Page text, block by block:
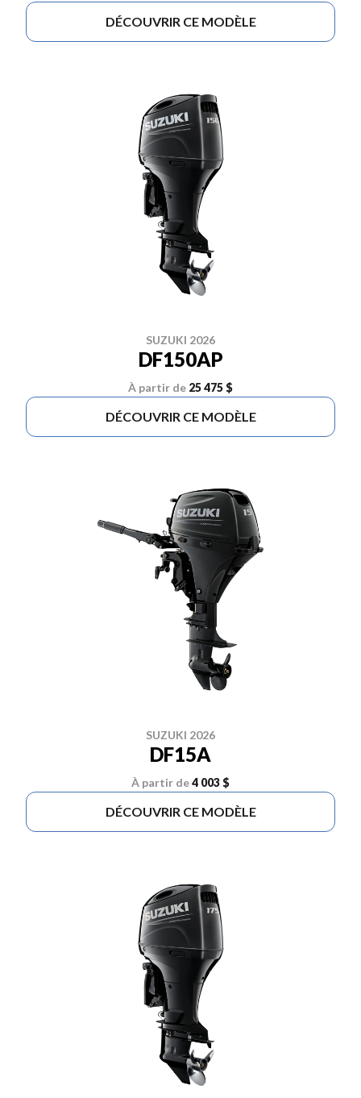
DÉCOUVRIR CE MODÈLE
SUZUKI 2026
DF150AP
À partir de 25 475 $
DÉCOUVRIR CE MODÈLE
SUZUKI 2026
DF15A
À partir de4 003 $
DÉCOUVRIR CE MODÈLE